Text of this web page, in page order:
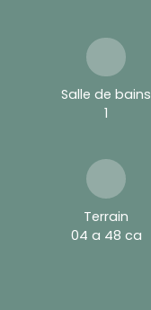
Salle de bains
1
Terrain
04 a 48 ca